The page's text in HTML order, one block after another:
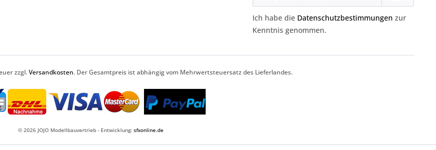
Ich habe die Datenschutzbestimmungen zur
Kenntnis genommen.
zzgl.Versandkosten. Der Gesamtpreis ist abhängig vom Mehrwertsteuersatz des Lieferlandes.
© 2026 JOJO Modellbauvertrieb - Entwicklung: sfxonline.de